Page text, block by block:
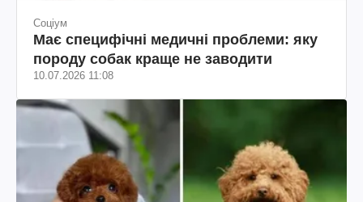
Соціум
Має специфічні медичні проблеми: яку
породу собак краще не заводити
10.07.2026 11:08